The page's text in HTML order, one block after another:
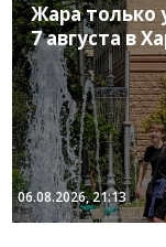
Жара только
7 августа в
06.08.2026, 21:13